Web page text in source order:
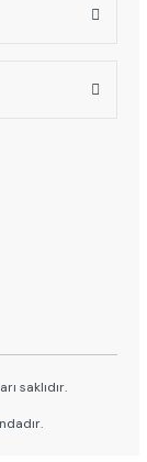
saklıdır.